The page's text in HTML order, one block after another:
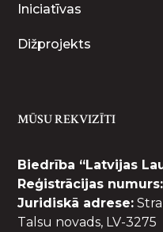
Iniciatīvas
Dižprojekts
MŪSU REKVIZĪTI
Biedrība “Latvijas
Reģistrācijas numurs:
Juridiskā adrese:
Talsu novads, LV-3275